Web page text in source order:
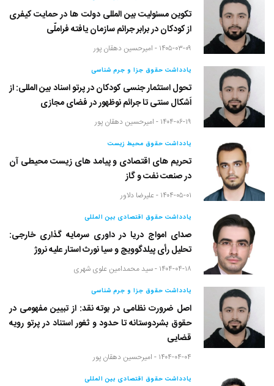
تکوین مسئولیت بین المللی دولت ها در حمایت کیفری
از کودکان در برابر جرائم سازمان یافته فراملّی
۱۴۰۵-۰۳-۰۹ - امیرحسین دهقان پور
یادداشت حقوق جزا و جرم شناسی
تحول استثمار جنسی کودکان در پرتو اسناد بین المللی: از
اَشکال سنتی تا جرائم نوظهور در فضای مجازی
۱۴۰۴-۰۶-۱۹ - امیرحسین دهقان پور
یادداشت حقوق محیط زیست
تحریم های اقتصادی و پیامد های زیست محیطی آن
در صنعت نفت و گاز
۱۴۰۴-۰۵-۰۱ - علیرضا دلاور
یادداشت حقوق اقتصادی بین المللی
صدای امواج دریا در داوری سرمایه گذاری خارجی:
تحلیل رأی پیلدگوویچ و سیا نورث استار علیه نروژ
۱۴۰۴-۰۴-۱۸ - سید محمدامین علوی شهری
یادداشت حقوق جزا و جرم شناسی
اصل ضرورت نظامی در بوته نقد: از تبیین مفهومی در
حقوق بشردوستانه تا حدود و ثغور استناد در پرتو رویه
قضایی
۱۴۰۴-۰۴-۰۴ - امیرحسین دهقان پور
یادداشت حقوق اقتصادی بین المللی